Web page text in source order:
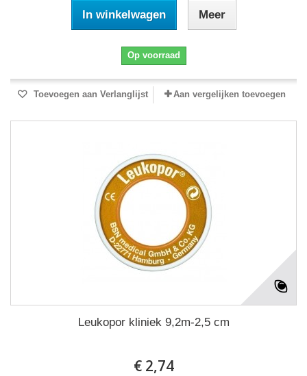
In winkelwagen Meer
Op voorraad
Toevoegen aan Verlanglijst Aan vergelijken toevoegen
Leukopor kliniek 9,2m-2,5 cm
€ 2,74